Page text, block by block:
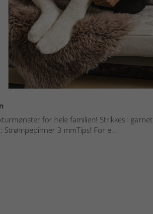
for hele familien! Strikkes i garnet
Strømpepinner 3 mmTips! For e...